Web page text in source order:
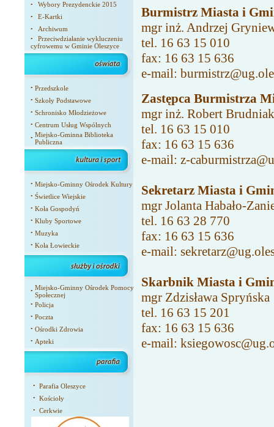
• Wybory Prezydenckie 2015
• E-Kartki
• Archiwum
•
Przeciwdziałanie wykluczeniu
cyfrowemu w Gminie Oleszyce
• Przedszkole
• Szkoły Podstawowe
• Schronisko Młodzieżowe
• Centrum Usług Wspólnych
• Miejsko-Gminna Biblioteka
Publiczna
• Miejsko-Gminny Ośrodek Kultury
• Świetlice Wiejskie
• Koła Gospodyń
• Kluby Sportowe
• Muzyka
• Koła Łowieckie
• Miejsko-Gminny Ośrodek Pomocy
Społecznej
• Policja
• Poczta
• Ośrodki Zdrowia
• Apteki
• Parafia Oleszyce
• Kościoły
• Cerkwie
Burmistrz Miasta i
mgr inż. Andrzej
tel. 16 63 15 010
fax: 16 63 15 636
e-mail:
Zastępca Burmistrza
mgr inż. Robert Brudniak
tel. 16 63 15 010
fax: 16 63 15 636
e-mail: z-
Sekretarz Miasta i
mgr Jolanta Habało-
tel. 16 63 28 770
fax: 16 63 15 636
e-mail:
Skarbnik Miasta i
mgr Zdzisława Spryńska
tel. 16 63 15 201
fax: 16 63 15 636
e-mail: